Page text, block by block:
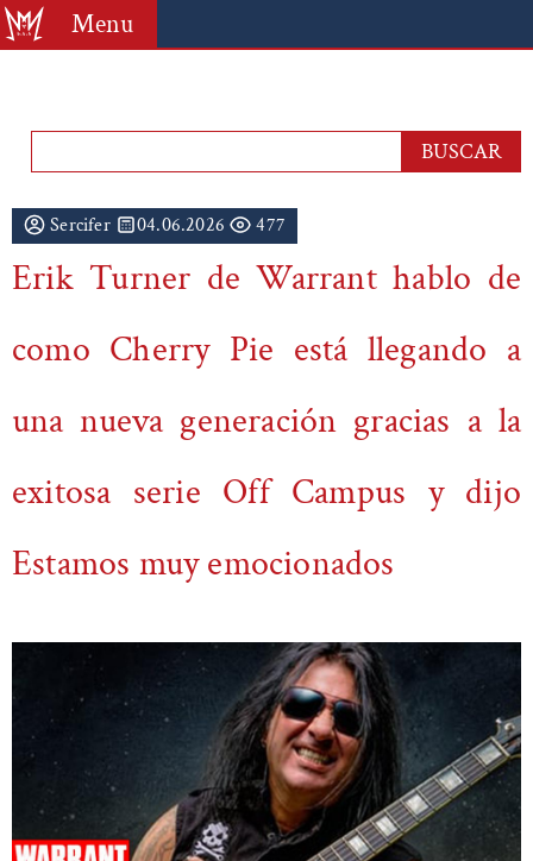
Menu
Sercifer 04.06.2026 477
Erik Turner de Warrant hablo de
como Cherry Pie está llegando a
una nueva generación gracias a la
exitosa serie Off Campus y dijo
Estamos muy emocionados